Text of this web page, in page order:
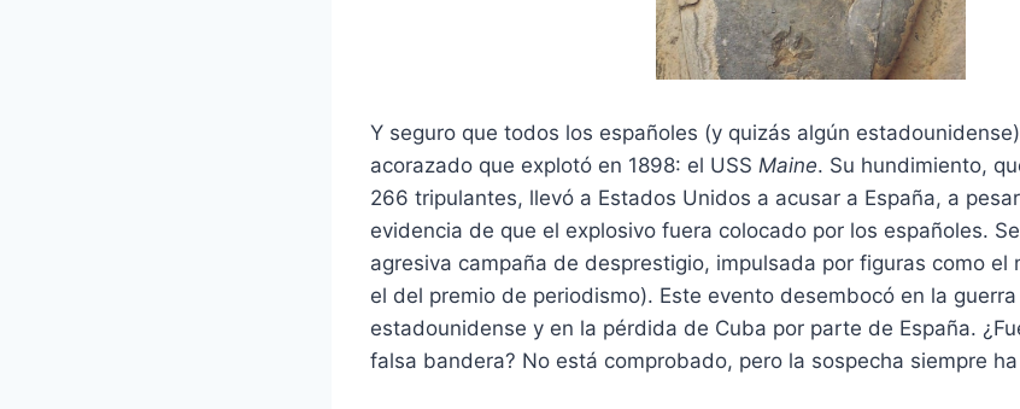
Y seguro que todos los españoles (y quizás algún
acorazado que explotó en 1898: el USS Maine. Su hundimiento,
266 tripulantes, llevó a Estados Unidos a acusar a España, a
evidencia de que el explosivo fuera colocado por los españoles.
agresiva campaña de desprestigio, impulsada por figuras como el
el del premio de periodismo). Este evento desembocó en la
estadounidense y en la pérdida de Cuba por parte de España.
falsa bandera? No está comprobado, pero la sospecha siempre